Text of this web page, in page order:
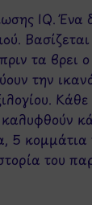
IQ. Ένα
τα βρει
την
κομμάτια
του